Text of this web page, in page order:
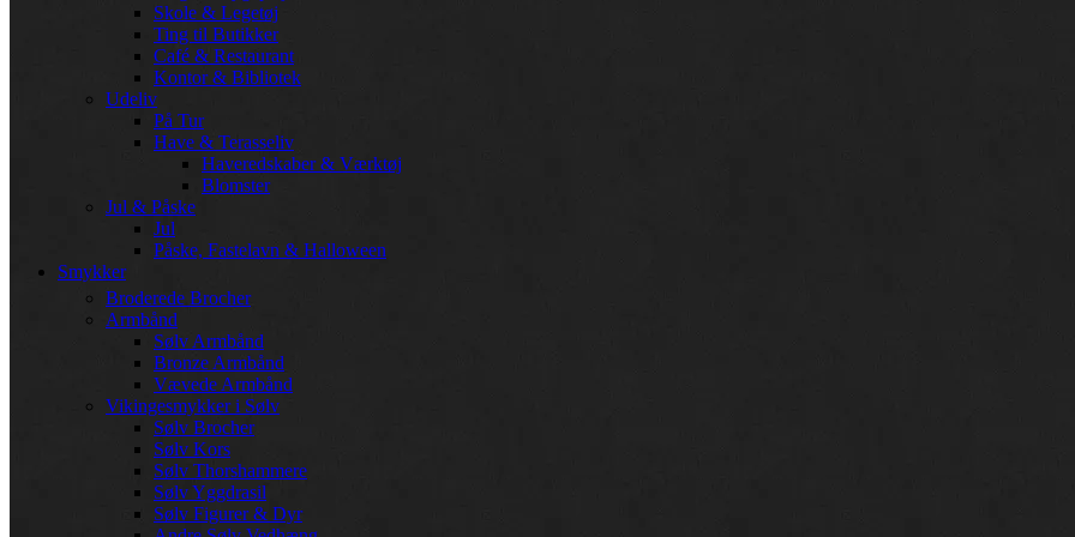
Skole & Legetøj
Ting til Butikker
Café & Restaurant
Kontor & Bibliotek
Udeliv
På Tur
Have & Terasseliv
Haveredskaber & Værktøj
Blomster
Jul & Påske
Jul
Påske, Fastelavn & Halloween
Smykker
Broderede Brocher
Armbånd
Sølv Armbånd
Bronze Armbånd
Vævede Armbånd
Vikingesmykker i Sølv
Sølv Brocher
Sølv Kors
Sølv Thorshammere
Sølv Yggdrasil
Sølv Figurer & Dyr